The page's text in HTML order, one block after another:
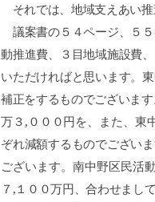
それでは、地域支えあい
議案書の５４ページ、５
動推進費、３目地域施設費
いただければと思います。
補正をするものでございま
万３ , ０００円を、また、東
ぞれ減額するものでござい
ございます。南中野区民活
７ , １００万円、合わせまし